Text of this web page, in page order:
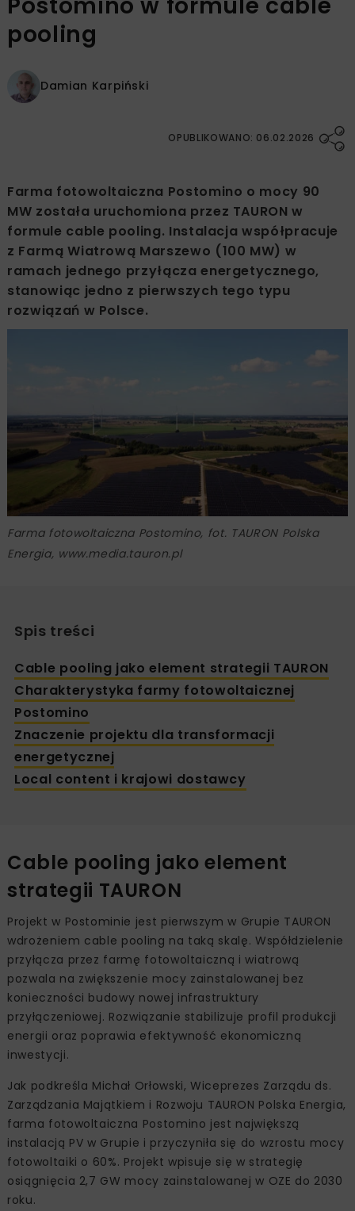
pooling
Damian Karpiński
OPUBLIKOWANO: 06.02.2026
Farma fotowoltaiczna Postomino o mocy 90
MW została uruchomiona przez TAURON w
formule cable pooling. Instalacja współpracuje
z Farmą Wiatrową Marszewo (100 MW) w
ramach jednego przyłącza energetycznego,
stanowiąc jedno z pierwszych tego typu
rozwiązań w Polsce.
Farma fotowoltaiczna Postomino, fot. TAURON Polska
Energia, www.media.tauron.pl
Spis treści
Cable pooling jako element strategii TAURON
Charakterystyka farmy fotowoltaicznej
Postomino
Znaczenie projektu dla transformacji
energetycznej
Local content i krajowi dostawcy
Cable pooling jako element
strategii TAURON
Projekt w Postominie jest pierwszym w Grupie TAURON
wdrożeniem cable pooling na taką skalę. Współdzielenie
przyłącza przez farmę fotowoltaiczną i wiatrową
pozwala na zwiększenie mocy zainstalowanej bez
konieczności budowy nowej infrastruktury
przyłączeniowej. Rozwiązanie stabilizuje profil produkcji
energii oraz poprawia efektywność ekonomiczną
inwestycji.
Jak podkreśla Michał Orłowski, Wiceprezes Zarządu ds.
Zarządzania Majątkiem i Rozwoju TAURON Polska Energia,
farma fotowoltaiczna Postomino jest największą
instalacją PV w Grupie i przyczyniła się do wzrostu mocy
fotowoltaiki o 60%. Projekt wpisuje się w strategię
osiągnięcia 2,7 GW mocy zainstalowanej w OZE do 2030
roku.